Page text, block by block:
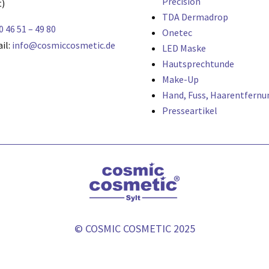
46 51 – 49 80
info@cosmiccosmetic.de
TDA Dermadrop
Onetec
LED Maske
Hautsprechtunde
Make-Up
Hand, Fuss,
Presseartikel
© COSMIC COSMETIC 2025